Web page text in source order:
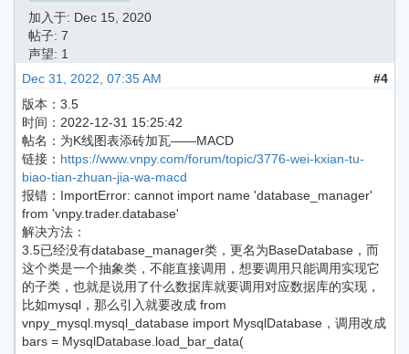
加入于: Dec 15, 2020
帖子: 7
声望: 1
Dec 31, 2022, 07:35 AM
#4
版本：3.5
时间：2022-12-31 15:25:42
帖名：为K线图表添砖加瓦——MACD
链接： https://www.vnpy.com/forum/topic/3776-wei-kxian-tu-
biao-tian-zhuan-jia-wa-macd
报错：ImportError: cannot import name 'database_manager'
from 'vnpy.trader.database'
解决方法：
3.5已经没有database_manager类，更名为BaseDatabase，而
这个类是一个抽象类，不能直接调用，想要调用只能调用实现它
的子类，也就是说用了什么数据库就要调用对应数据库的实现，
比如mysql，那么引入就要改成 from
vnpy_mysql.mysql_database import MysqlDatabase，调用改成
bars = MysqlDatabase.load_bar_data(